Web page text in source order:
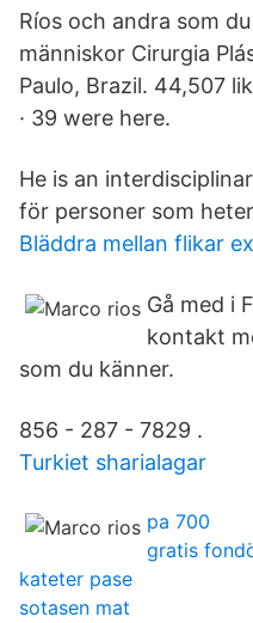
Ríos och andra som
människor Cirurgia
Paulo, Brazil. 44,507
· 39 were here.
He is an
för personer som
Bläddra mellan flikar
Gå med i
kontakt
som du känner.
856 - 287 - 7829 .
Turkiet sharialagar
pa 700
gratis
kateter pase
sotasen mat